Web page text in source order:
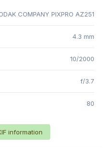
COMPANY PIXPRO AZ251
4.3 mm
10/2000
f/3.7
80
information